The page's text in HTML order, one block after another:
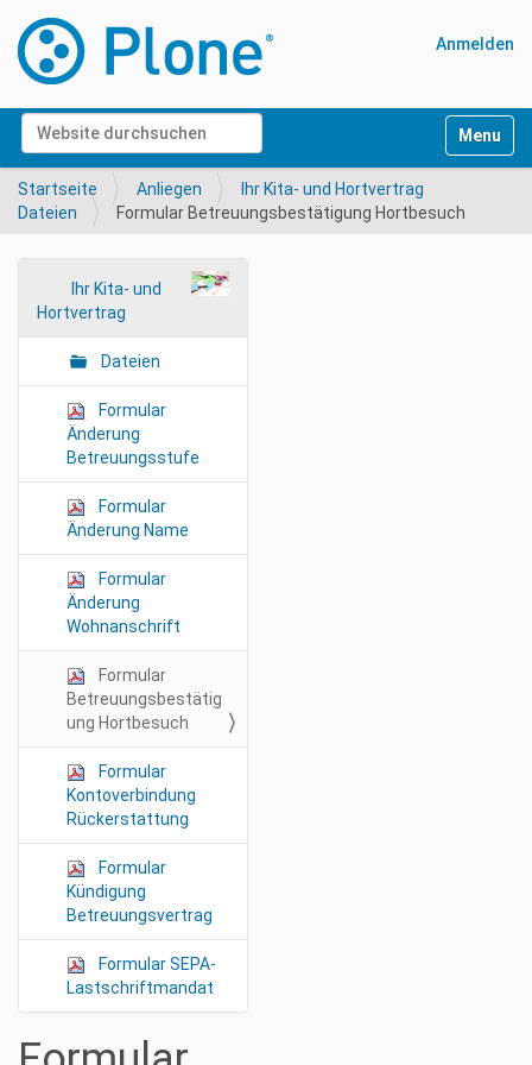
Website durchsuchen
Erweiterte Suche…
Anmelden
Startseite Anliegen
Ihr Kita- und Hortvertrag
Dateien
Formular Betreuungsbestätigung Hortbesuch
a
n
Ihr Kita- und
Hortvertrag
Dateien
Formular
Änderung
Betreuungsstufe
Formular
Änderung Name
Formular
Änderung
Wohnanschrift
Formular
Betreuungsbestätig
ung Hortbesuch
Formular
Kontoverbindung
Rückerstattung
Formular
Kündigung
Betreuungsvertrag
Formular SEPA-
Lastschriftmandat